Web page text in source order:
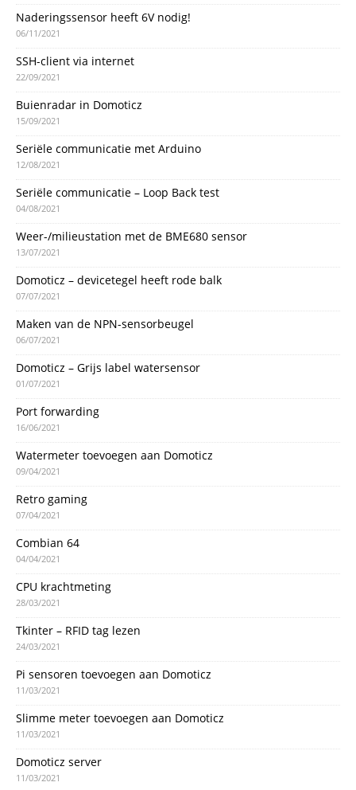
Naderingssensor heeft 6V nodig!
06/11/2021
SSH-client via internet
22/09/2021
Buienradar in Domoticz
15/09/2021
Seriële communicatie met Arduino
12/08/2021
Seriële communicatie – Loop Back test
04/08/2021
Weer-/milieustation met de BME680 sensor
13/07/2021
Domoticz – devicetegel heeft rode balk
07/07/2021
Maken van de NPN-sensorbeugel
06/07/2021
Domoticz – Grijs label watersensor
01/07/2021
Port forwarding
16/06/2021
Watermeter toevoegen aan Domoticz
09/04/2021
Retro gaming
07/04/2021
Combian 64
04/04/2021
CPU krachtmeting
28/03/2021
Tkinter – RFID tag lezen
24/03/2021
Pi sensoren toevoegen aan Domoticz
11/03/2021
Slimme meter toevoegen aan Domoticz
11/03/2021
Domoticz server
11/03/2021